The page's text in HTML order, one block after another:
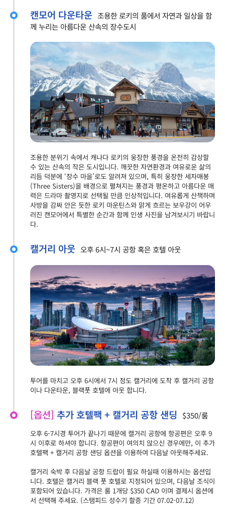
캔모어 다운타운 조용한 로키의 품에서 자연과 일상을 함
께 누리는 아름다운 산속의 장수도시
조용한 분위기 속에서 캐나다 로키의 웅장한 풍경을 온전히 감상할
수 있는 산속의 작은 도시입니다. 깨끗한 자연환경과 여유로운 삶의
리듬 덕분에 ‘장수 마을’로도 알려져 있으며, 특히 웅장한 세자매봉
(Three Sisters)을 배경으로 펼쳐지는 풍경과 평온하고 아름다운 매
력은 드라마 촬영지로 선택될 만큼 인상적입니다. 여유롭게 산책하며
사방을 감싸 안은 듯한 로키 마운틴스와 맑게 흐르는 보우강이 어우
러진 캔모어에서 특별한 순간과 함께 인생 사진을 남겨보시기 바랍니
다.
캘거리 아웃 오후 6시~7시 공항 혹은 호텔 아웃
투어를 마치고 오후 6시에서 7시 정도 캘거리에 도착 후 캘거리 공항
이나 다운타운, 블랙풋 호텔에 아웃 합니다.
[옵션] 추가 호텔팩 + 캘거리 공항 샌딩 $350/룸
오후 6-7시경 투어가 끝나기 때문에 캘거리 공항에 항공편은 오후 9
시 이후로 하셔야 합니다. 항공편이 여의치 않으신 경우에만, 이 추가
호텔팩 + 캘거리 공항 샌딩 옵션을 이용하여 다음날 아웃해주세요.
캘거리 숙박 후 다음날 공항 드랍이 필요 하실때 이용하시는 옵션입
니다. 호텔은 캘거리 블랙 풋 호텔로 지정되어 있으며, 다음날 조식이
포함되어 있습니다. 가격은 룸 1개당 $350 CAD 이며 결제시 옵션에
서 선택해 주세요. (스탬피드 성수기 할증 기간 07.02-07.12)